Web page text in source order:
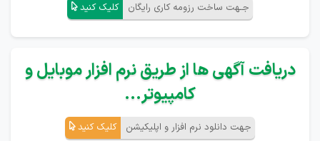
جـهت ساخت رزومه کاری رایگان کلیک کنید
دریافت آگهی ها از طریق نرم افزار موبایل و
کامپیوتر...
جهت دانلود نرم افزار و اپلیکیشن کلیک کنید